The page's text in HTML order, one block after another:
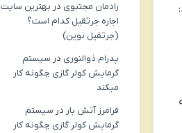
رادمان مجتبوی در بهترین سایت
اجاره جرثقیل کدام است؟
(جرثقیل نوین)
پدرام ذوالنوری در سیستم
گرمایش کولر گازی چگونه کار
میکند
فرامرز آتش بار در سیستم
گرمایش کولر گازی چگونه کار